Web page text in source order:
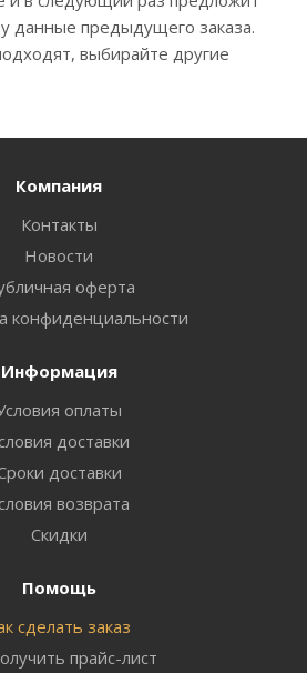
данные предыдущего заказа.
выбирайте другие
Компания
Контакты
Новости
оферта
конфиденциальности
Информация
оплаты
доставки
доставки
возврата
Скидки
Помощь
сделать заказ
прайс-лист